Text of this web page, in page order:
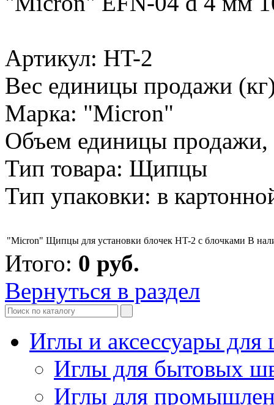
Артикул: HT-2
Вес единицы продажи
Марка: "Micron"
Объем единицы продажи,
Тип товара: Щипцы
Тип упаковки: в
"Micron" Щипцы для установки блочек HT-2 с блочками В
Итого: 0 руб.
Вернуться в раздел
Иглы и аксессуары
Иглы для бытовых
Иглы для